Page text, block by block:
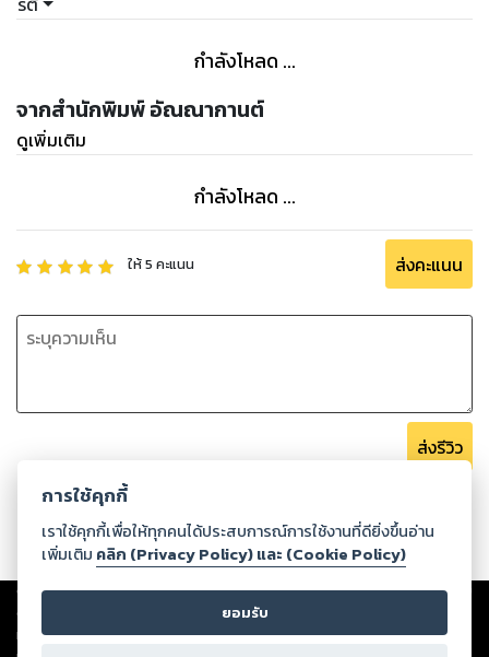
กำลังโหลด ...
จากสำนักพิมพ์ อัณณากานต์
ดูเพิ่มเติม
กำลังโหลด ...
ให้5 คะแนน ส่งคะแนน
ส่งรีวิว
Copyright ©2026Storylog Co., Ltd. - สตอรี่ล็อกขอสงวนสิทธิ์ไม่รับผิดชอบ
ต่อผลงานหรือเนื้อหาใดที่อัปโหลดผ่านเว็บไซต์และปรากฏว่าละเมิดสิทธิใน
ทรัพย์สินทางปัญญาของบุคคลอื่นหรือขัดต่อกฎหมายและศีลธรรม ดังนั้น ผู้อ่าน
การใช้คุกกี้
เราใช้คุกกี้เพื่อให้ทุกคนได้ประสบการณ์การใช้งานที่ดียิ่งขึ้นอ่าน
เพิ่มเติม คลิก (Privacy Policy) และ (Cookie Policy)
ยอมรับ